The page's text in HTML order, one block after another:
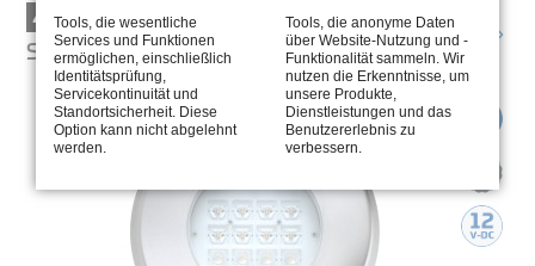
4.0100
SURFACE-MOUNTED SPOTLIGHT
Tools, die wesentliche
Services und Funktionen
ermöglichen, einschließlich
Identitätsprüfung,
Servicekontinuität und
Standortsicherheit. Diese
Option kann nicht abgelehnt
werden.
Tools, die anonyme Daten
über Website-Nutzung und -
Funktionalität sammeln. Wir
nutzen die Erkenntnisse, um
unsere Produkte,
Dienstleistungen und das
Benutzererlebnis zu
verbessern.